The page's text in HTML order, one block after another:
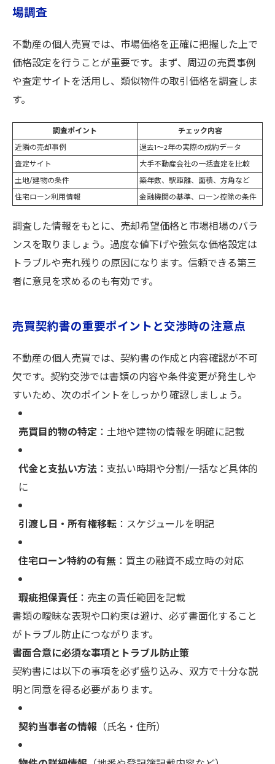
場調査
不動産の個人売買では、市場価格を正確に把握した上で
価格設定を行うことが重要です。まず、周辺の売買事例
や査定サイトを活用し、類似物件の取引価格を調査しま
す。
調査ポイント
チェック内容
近隣の売却事例
過去1～2年の実際の成約データ
査定サイト
大手不動産会社の一括査定を比較
土地/建物の条件
築年数、駅距離、面積、方角など
住宅ローン利用情報
金融機関の基準、ローン控除の条件
調査した情報をもとに、売却希望価格と市場相場のバラ
ンスを取りましょう。過度な値下げや強気な価格設定は
トラブルや売れ残りの原因になります。信頼できる第三
者に意見を求めるのも有効です。
売買契約書の重要ポイントと交渉時の注意点
不動産の個人売買では、契約書の作成と内容確認が不可
欠です。契約交渉では書類の内容や条件変更が発生しや
すいため、次のポイントをしっかり確認しましょう。
売買目的物の特定 ：土地や建物の情報を明確に記載
代金と支払い方法 ：支払い時期や分割/一括など具体的
に
引渡し日・所有権移転 ：スケジュールを明記
住宅ローン特約の有無 ：買主の融資不成立時の対応
瑕疵担保責任 ：売主の責任範囲を記載
書類の曖昧な表現や口約束は避け、必ず書面化すること
がトラブル防止につながります。
書面合意に必須な事項とトラブル防止策
契約書には以下の事項を必ず盛り込み、双方で十分な説
明と同意を得る必要があります。
契約当事者の情報 （氏名・住所）